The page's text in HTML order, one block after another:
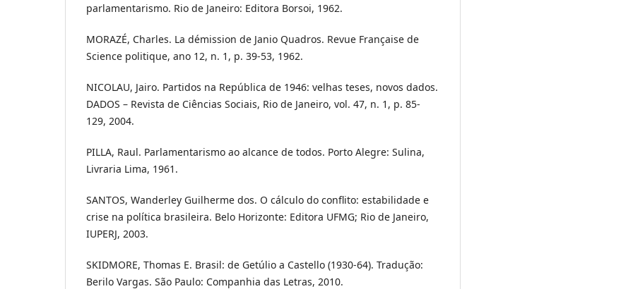
parlamentarismo. Rio de Janeiro: Editora Borsoi, 1962.
MORAZÉ, Charles. La démission de Janio Quadros. Revue Française de
Science politique, ano 12, n. 1, p. 39-53, 1962.
NICOLAU, Jairo. Partidos na República de 1946: velhas teses, novos dados.
DADOS – Revista de Ciências Sociais, Rio de Janeiro, vol. 47, n. 1, p. 85-
129, 2004.
PILLA, Raul. Parlamentarismo ao alcance de todos. Porto Alegre: Sulina,
Livraria Lima, 1961.
SANTOS, Wanderley Guilherme dos. O cálculo do conflito: estabilidade e
crise na política brasileira. Belo Horizonte: Editora UFMG; Rio de Janeiro,
IUPERJ, 2003.
SKIDMORE, Thomas E. Brasil: de Getúlio a Castello (1930-64). Tradução:
Berilo Vargas. São Paulo: Companhia das Letras, 2010.